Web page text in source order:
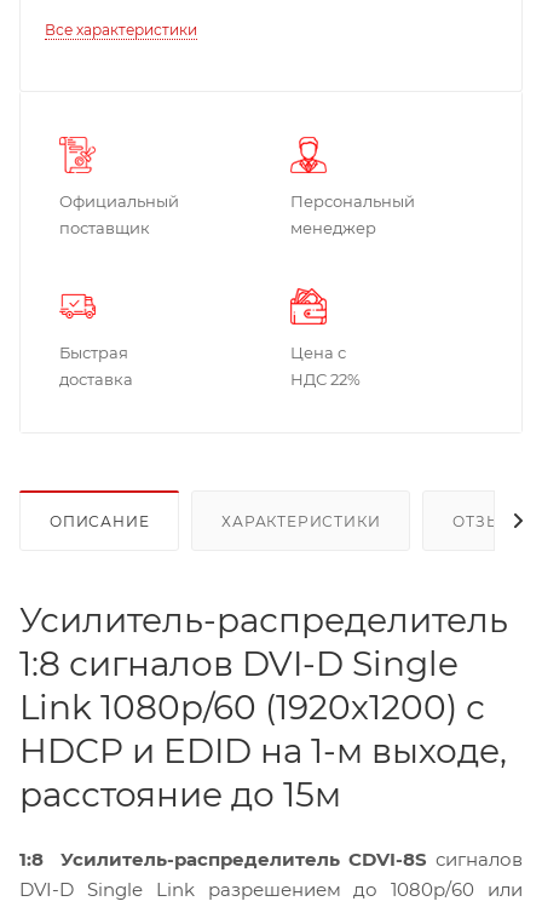
Все характеристики
Официальный
поставщик
Персональный
менеджер
Быстрая
доставка
Цена с
НДС 22%
ОПИСАНИЕ ХАРАКТЕРИСТИКИ ОТЗЫВЫ
Усилитель-распределитель
1:8 сигналов DVI-D Single
Link 1080p/60 (1920х1200) с
HDCP и EDID на 1-м выходе,
расстояние до 15м
1:8 Усилитель-распределитель CDVI-8S сигналов
DVI-D Single Link разрешением до 1080p/60 или